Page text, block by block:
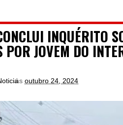
INQUÉRITO
POR JOVEM DO
às outubro 24, 2024